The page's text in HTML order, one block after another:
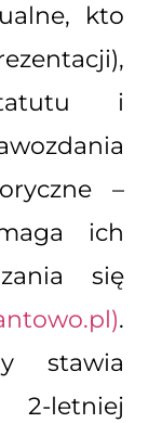
kto
i
–
ich
się
.
stawia
letniej